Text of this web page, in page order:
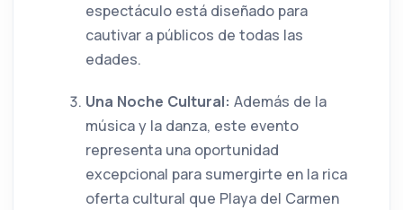
espectáculo está diseñado para
cautivar a públicos de todas las
edades.
Una Noche Cultural: Además de la
música y la danza, este evento
representa una oportunidad
excepcional para sumergirte en la rica
oferta cultural que Playa del Carmen